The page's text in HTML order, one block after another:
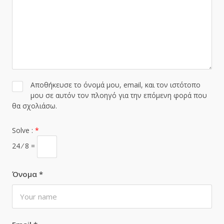
Όνομα *
Αποθήκευσε το όνομά μου, email, και τον ιστότοπο
μου σε αυτόν τον πλοηγό για την επόμενη φορά που
θα σχολιάσω.
Solve : *
24 ⁄ 8 =